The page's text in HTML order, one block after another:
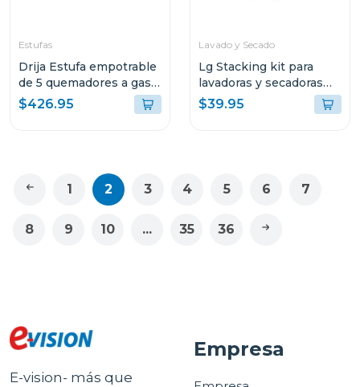
Estufas
Drija Estufa empotrable
de 5 quemadores a gas
livorno 76 professionale
$426.95
Lavado y Secado
Lg Stacking kit para
lavadoras y secadoras
tds270
$39.95
1 2 3 4 5 6 7
8 9 10 ... 35 36
E-vision- más que
Empresa